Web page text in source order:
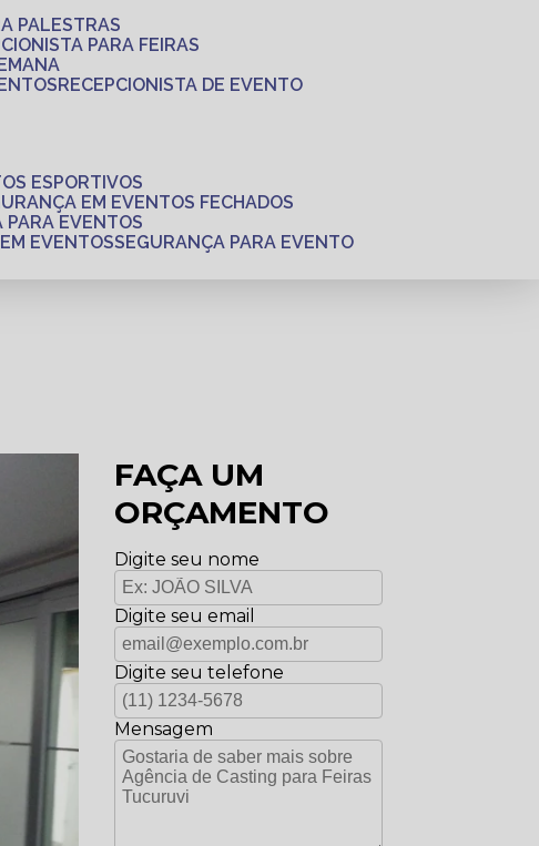
PALESTRAS
PARA FEIRAS
RECEPCIONISTA DE EVENTO
ESPORTIVOS
EM EVENTOS FECHADOS
PARA EVENTOS
EM EVENTOS SEGURANÇA PARA EVENTO
FAÇA UM
ORÇAMENTO
Digite seu nome
Digite seu email
Digite seu telefone
Mensagem